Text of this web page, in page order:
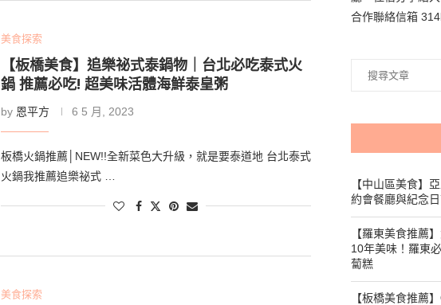
美食探索
【板橋美食】追樂祕式泰鍋物｜台北必吃泰式火
鍋 推薦必吃! 超美味活體海鮮泰皇粥
by 恩平方 6 5 月, 2023
板橋火鍋推薦│NEW!!全新菜色大升級，就是要泰道地 台北泰式
火鍋我推薦追樂祕式 …
美食探索
合作聯絡信箱
【中山區美食】
約會餐廳與紀念
【羅東美食推薦
10年美味！羅東
蔔糕
【板橋美食推薦